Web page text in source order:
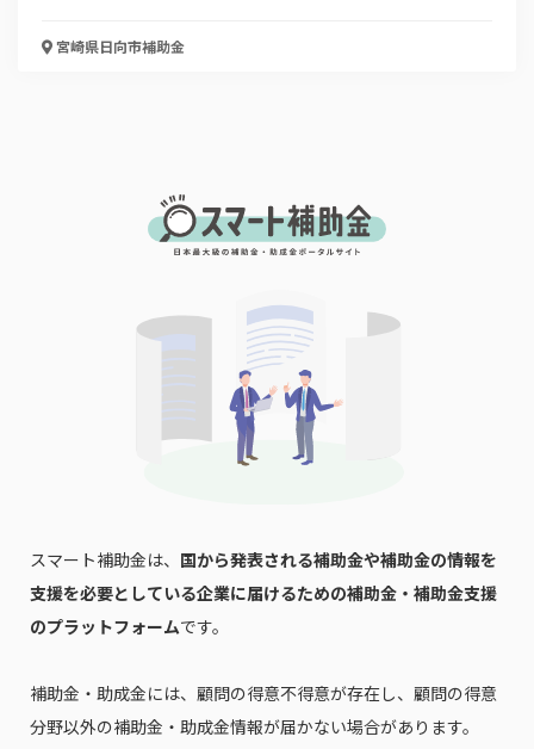
宮崎県日向市補助金
スマート補助金は、 国から発表される補助金や補助金の情報を
支援を必要としている企業に届けるための補助金・補助金支援
のプラットフォームです。
補助金・助成金には、顧問の得意不得意が存在し、顧問の得意
分野以外の補助金・助成金情報が届かない場合があります。